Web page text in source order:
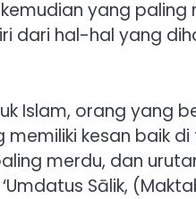
yang paling
dari hal-hal yang
Islam, orang yang
kesan baik
merdu, dan
Sālik,